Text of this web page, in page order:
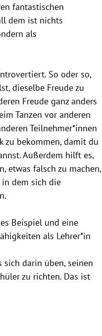
fantastischen
dem ist nichts
als
So oder so,
dieselbe Freude zu
Freude ganz anders
Tanzen vor anderen
Teilnehmer*innen
zu bekommen, damit du
Außerdem hilft es,
etwas falsch zu machen,
in dem sich die
Beispiel und eine
als Lehrer*in
zu richten. Das ist